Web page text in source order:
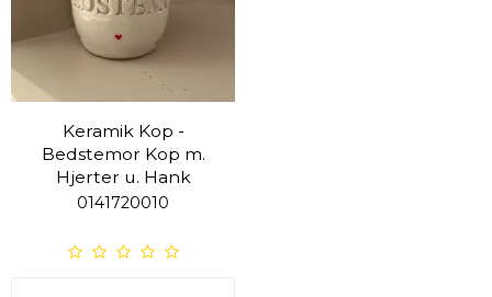
Keramik Kop -
Bedstemor Kop m.
Hjerter u. Hank
0141720010